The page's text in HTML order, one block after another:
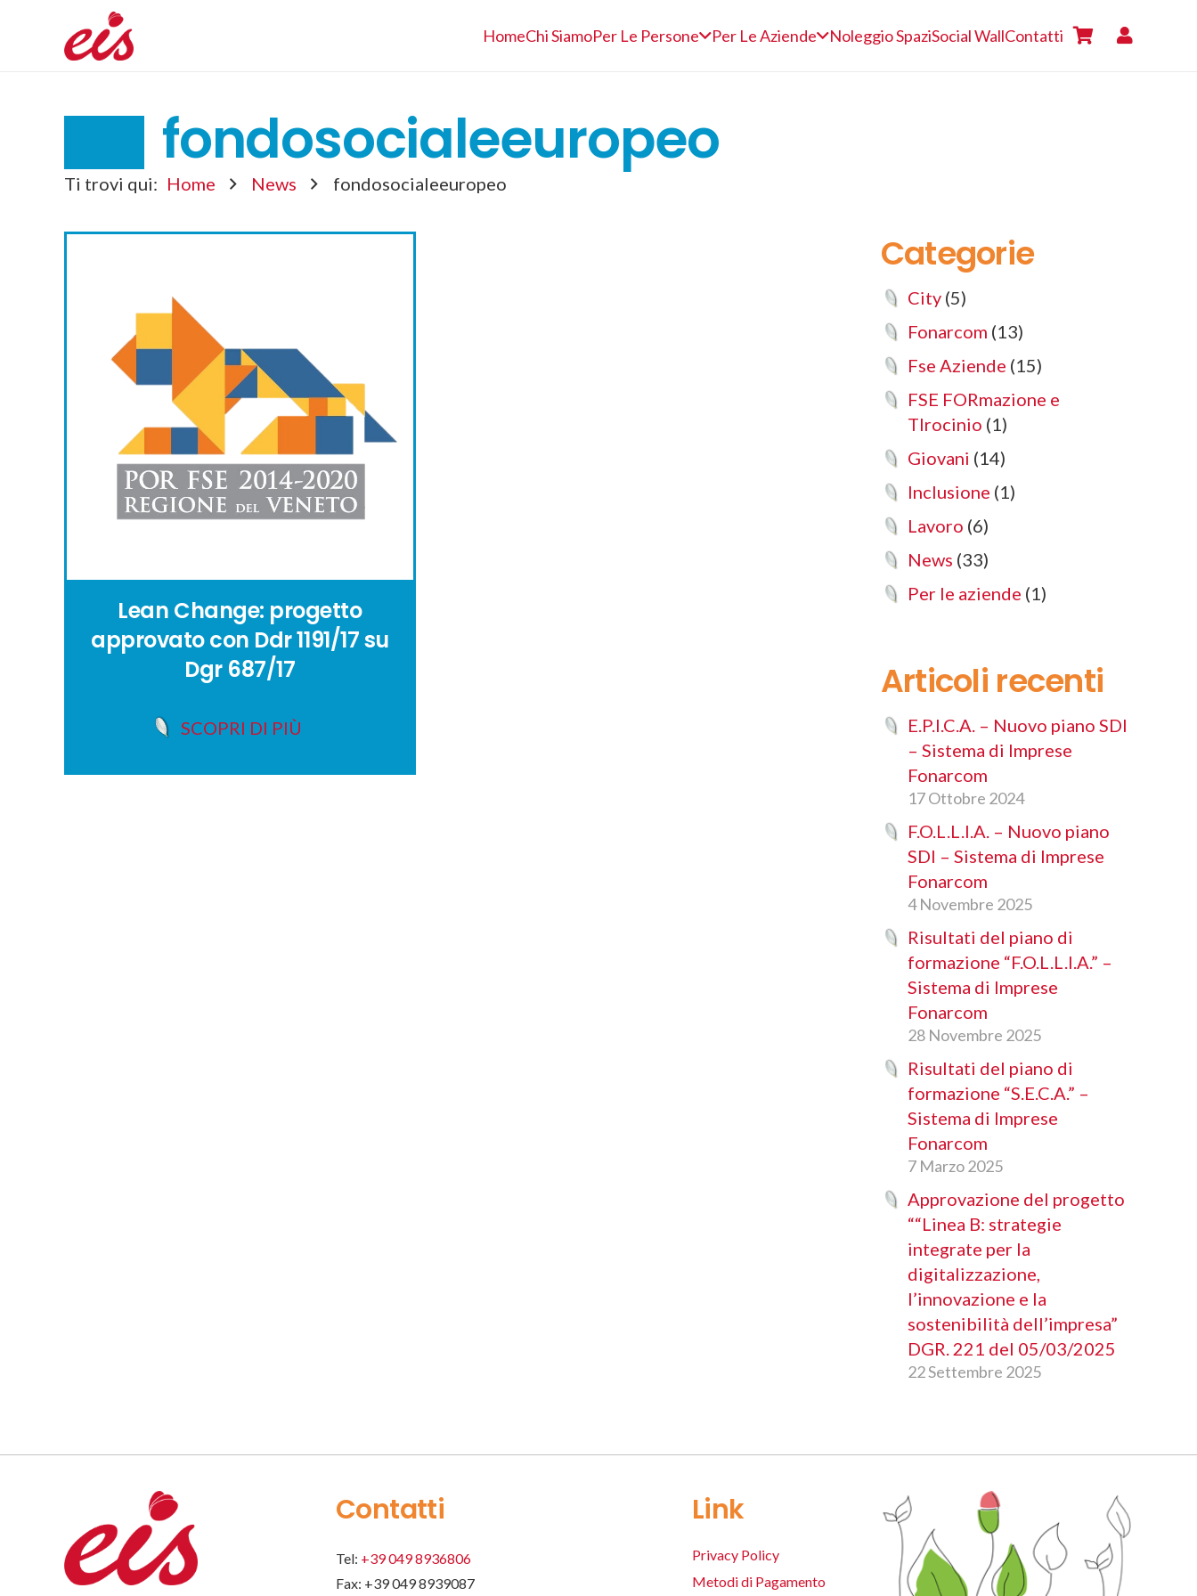
HomeChi SiamoPer Le Persone Per Le Aziende Noleggio SpaziSocial WallContatti
fondosocialeeuropeo
Ti trovi qui: Home News fondosocialeeuropeo
Lean Change: progetto
approvato con Ddr 1191/17 su
Dgr 687/17
SCOPRI DI PIÙ
Categorie
City(5)
Fonarcom (13)
Fse Aziende (15)
FSE FORmazione e
TIrocinio (1)
Giovani (14)
Inclusione (1)
Lavoro (6)
News (33)
Per le aziende (1)
Articoli recenti
E.P.I.C.A. – Nuovo piano SDI
– Sistema di Imprese
Fonarcom
17 Ottobre 2024
F.O.L.L.I.A. – Nuovo piano
SDI – Sistema di Imprese
Fonarcom
4 Novembre 2025
Risultati del piano di
formazione “F.O.L.L.I.A.” –
Sistema di Imprese
Fonarcom
28 Novembre 2025
Risultati del piano di
formazione “S.E.C.A.” –
Sistema di Imprese
Fonarcom
7 Marzo 2025
Approvazione del progetto
““Linea B: strategie
integrate per la
digitalizzazione,
l’innovazione e la
sostenibilità dell’impresa”
DGR. 221 del 05/03/2025
22 Settembre 2025
Contatti
Tel: +39 049 8936806
Fax: +39 049 8939087
Link
Privacy Policy
Metodi di Pagamento